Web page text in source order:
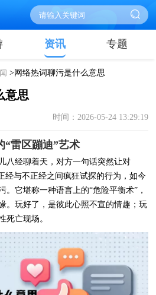
资讯 专题
>网络热词聊污是什么意思
意思
时间：2026-05-24 13:29:19
“雷区蹦迪”艺术
八经聊着天，对方一句话突然让对
经与不正经之间疯狂试探的行为，如今
它堪称一种语言上的“危险平衡术”，
。玩好了，是彼此心照不宣的情趣；玩
死亡现场。